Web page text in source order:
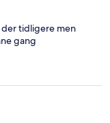
tidligere men
gang